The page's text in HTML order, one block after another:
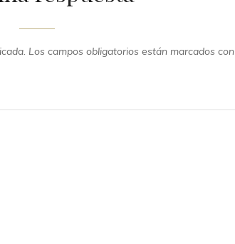
Los campos obligatorios están marcados con